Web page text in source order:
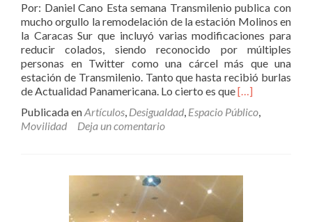
Por: Daniel Cano Esta semana Transmilenio publica con
mucho orgullo la remodelación de la estación Molinos en
la Caracas Sur que incluyó varias modificaciones para
reducir colados, siendo reconocido por múltiples
personas en Twitter como una cárcel más que una
estación de Transmilenio. Tanto que hasta recibió burlas
de Actualidad Panamericana. Lo cierto es queLeer
acabar
¡Más
[…]
Publicada enArtículos, Desigualdad, Espacio Público,
Movilidad
Deja un comentario